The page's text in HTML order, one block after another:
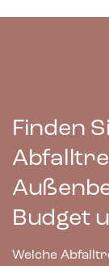
Finden
Budget
Welche